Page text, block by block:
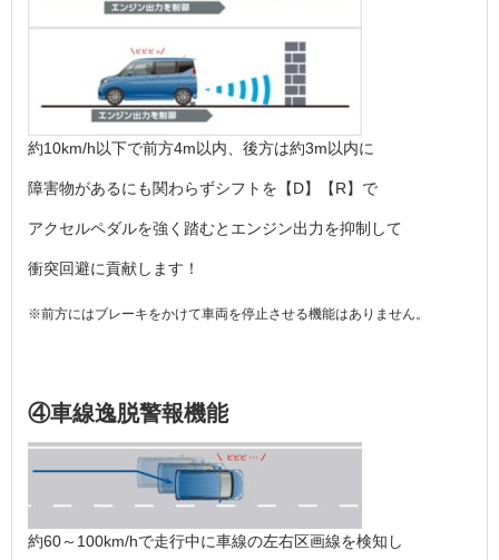
約10km/h以下で前方4m以内、後方は約3m以内に
障害物があるにも関わらずシフトを【D】【R】で
アクセルペダルを強く踏むとエンジン出力を抑制して
衝突回避に貢献します！
※前方にはブレーキをかけて車両を停止させる機能はありません。
④車線逸脱警報機能
約60～100km/hで走行中に車線の左右区画線を検知し